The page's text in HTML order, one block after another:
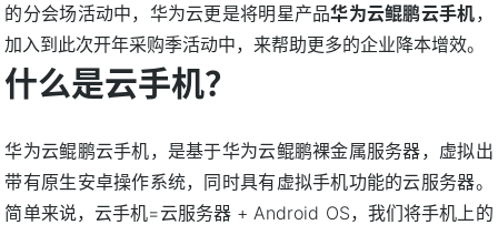
的分会场活动中，华为云更是将明星产品华为云鲲鹏云手机，
加入到此次开年采购季活动中，来帮助更多的企业降本增效。
什么是云手机？
华为云鲲鹏云手机，是基于华为云鲲鹏裸金属服务器，虚拟出
带有原生安卓操作系统，同时具有虚拟手机功能的云服务器。
简单来说，云手机=云服务器 + Android OS，我们将手机上的